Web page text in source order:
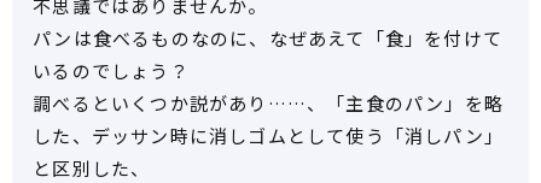
不思議ではありませんか。
パンは食べるものなのに、なぜあえて「食」を付けて
いるのでしょう？
調べるといくつか説があり……、「主食のパン」を略
した、デッサン時に消しゴムとして使う「消しパン」
と区別した、